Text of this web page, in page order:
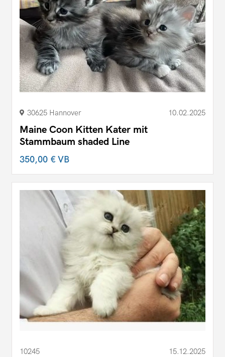
30625 Hannover 10.02.2025
Maine Coon Kitten Kater mit
Stammbaum shaded Line
350,00 €VB
10245 15.12.2025